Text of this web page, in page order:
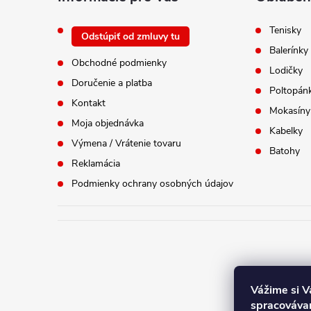
Vážime si
Odstúpiť od zmluvy tu
Obchodné podmienky
Doručenie a platba
Kontakt
Moja objednávka
Výmena / Vrátenie tovaru
Reklamácia
Podmienky ochrany osobných údajov
Tenisky
Balerínky
Lodičky
Mokasíny
Kabelky
Batohy